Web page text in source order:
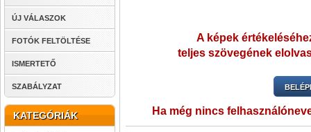
ÚJ VÁLASZOK
FOTÓK FELTÖLTÉSE
ISMERTETŐ
SZABÁLYZAT
KATEGÓRIÁK
A képek
teljes szövegének
Ha még nincs